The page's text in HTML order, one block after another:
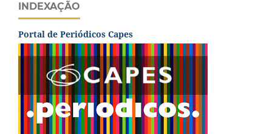
INDEXAÇÃO
Portal de Periódicos Capes